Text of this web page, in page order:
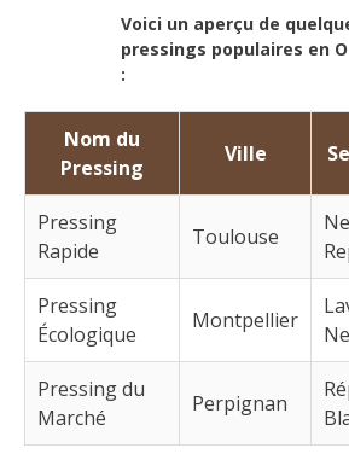
Voici un aperçu de
pressings populaires en
:
Nom du
Pressing
Ville
Pressing
Rapide
Toulouse
Pressing
Écologique
Montpellier
Pressing du
Marché
Perpignan